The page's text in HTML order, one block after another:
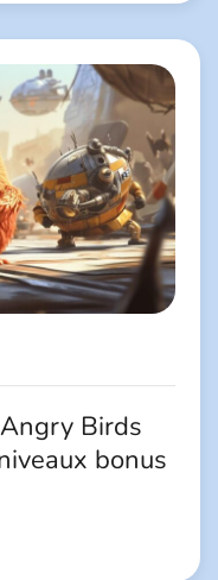
Birds
bonus